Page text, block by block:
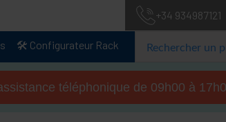
+34 934987121
🛠️ Configurateur Rack
téléphonique de 09h00 à